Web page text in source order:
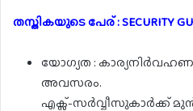
തസ്തികയുടെ പേര് : SECURITY
യോഗ്യത :
അവസരം.
എക്സ്-സർവ്വീസുകാർക്ക്